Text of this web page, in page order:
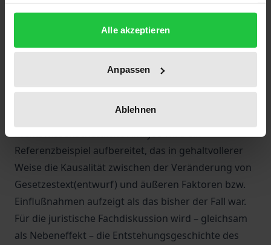
gesammelt haben.
Alle akzeptieren
Anpassen
Ablehnen
bestehende Erkenntnisse über den administrativen
Binnenbereich im Prozeß der Normgenese zu
überprüfen bzw. zu versuchen, neue
Systematisierungen und Konzepte für die
Für die weitergehende politik- und
rechtswissenschaftliche Analyse wird ein
Referenzbeispiel aufbereitet, das in gehaltvollerer
Weise die Kausalität zwischen der Veränderung von
Gesetzestext(entwurf) und äußeren Faktoren bzw.
Einflußnahmen aufzeigt als das bisher der Fall war.
Für die juristische Fachdiskussion wird – gleichsam
als Nebeneffekt – die Entstehungsgeschichte des